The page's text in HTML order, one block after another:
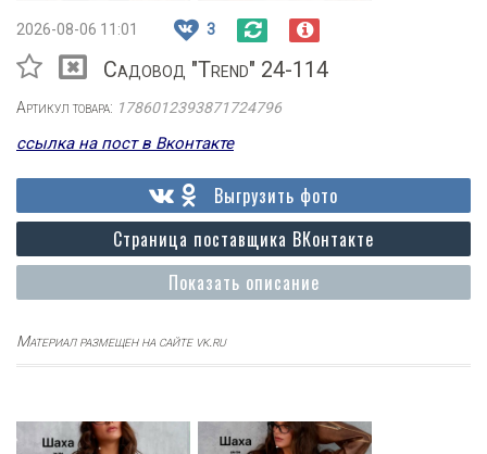
2026-08-06 11:01 3
Садовод "Trend" 24-114
Артикул товара: 1786012393871724796
ссылка на пост в Вконтакте
Показать описание
Страница поставщика ВКонтакте
Выгрузить фото
Материал размещен на сайте vk.ru